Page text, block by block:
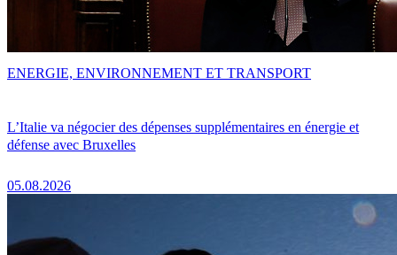
L’Italie va négocier des dépenses supplémentaires en énergie et
défense avec Bruxelles
05.08.2026
ENERGIE, ENVIRONNEMENT ET TRANSPORT